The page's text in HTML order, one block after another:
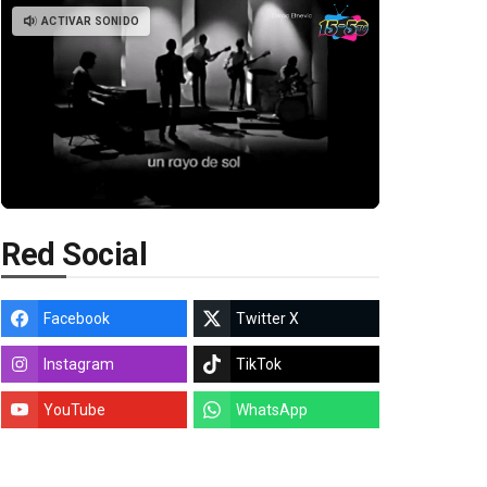
ACTIVAR SONIDO
Red Social
Facebook Twitter X
Instagram TikTok
YouTube WhatsApp